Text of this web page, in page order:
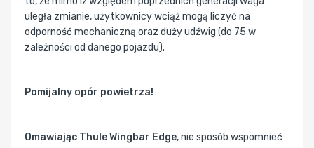
uległa zmianie, użytkownicy wciąż mogą liczyć na
odporność mechaniczną oraz duży udźwig (do 75 w
zależności od danego pojazdu).
Pomijalny opór powietrza!
Omawiając Thule Wingbar Edge, nie sposób wspomnieć